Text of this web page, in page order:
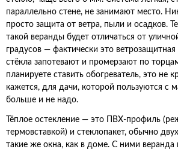
параллельно стене, не занимают место.
просто защита от ветра, пыли и осадков.
такой веранды будет отличаться от
градусов — фактически это
стёкла запотевают и промерзают по
планируете ставить обогреватель, это не
кажется, для дачи, которой пользуются с
больше и не надо.
Тёплое остекление — это ПВХ-профиль
термовставкой) и стеклопакет, обычно
такие же окна, как в доме. С ними веранда